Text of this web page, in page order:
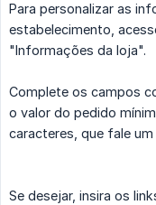
Para personalizar as
estabelecimento,
"Informações da loja".
Complete os campos
o valor do pedido
caracteres, que fale
Se desejar, insira os